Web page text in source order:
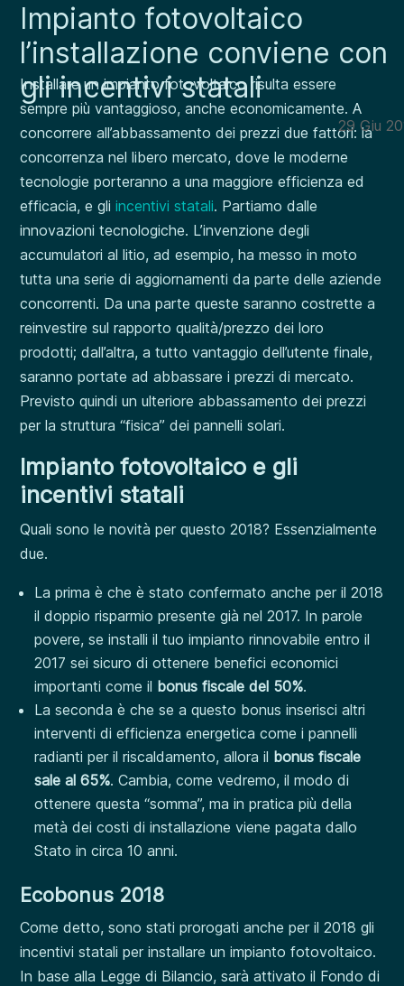
Impianto fotovoltaico
l’installazione conviene con
gli incentivi statali
29 Giu
Installare un impianto fotovoltaico risulta essere
sempre più vantaggioso, anche economicamente. A
concorrere all’abbassamento dei prezzi due fattori: la
concorrenza nel libero mercato, dove le moderne
tecnologie porteranno a una maggiore efficienza ed
efficacia, e gli incentivi statali. Partiamo dalle
innovazioni tecnologiche. L’invenzione degli
accumulatori al litio, ad esempio, ha messo in moto
tutta una serie di aggiornamenti da parte delle aziende
concorrenti. Da una parte queste saranno costrette a
reinvestire sul rapporto qualità/prezzo dei loro
prodotti; dall’altra, a tutto vantaggio dell’utente finale,
saranno portate ad abbassare i prezzi di mercato.
Previsto quindi un ulteriore abbassamento dei prezzi
per la struttura “fisica” dei pannelli solari.
Impianto fotovoltaico e gli
incentivi statali
Quali sono le novità per questo 2018? Essenzialmente
due.
La prima è che è stato confermato anche per il 2018
il doppio risparmio presente già nel 2017. In parole
povere, se installi il tuo impianto rinnovabile entro il
2017 sei sicuro di ottenere benefici economici
importanti come il bonus fiscale del 50%.
La seconda è che se a questo bonus inserisci altri
interventi di efficienza energetica come i pannelli
radianti per il riscaldamento, allora il bonus fiscale
sale al 65%. Cambia, come vedremo, il modo di
ottenere questa “somma”, ma in pratica più della
metà dei costi di installazione viene pagata dallo
Stato in circa 10 anni.
Ecobonus 2018
Come detto, sono stati prorogati anche per il 2018 gli
incentivi statali per installare un impianto fotovoltaico.
In base alla Legge di Bilancio, sarà attivato il Fondo di